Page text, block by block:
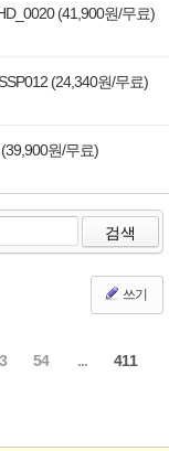
(41,900원/무료)
(24,340원/무료)
원/무료)
검색
쓰기
54 ... 411